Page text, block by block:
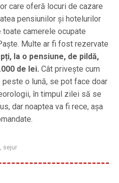
care oferă locuri de cazare
pensiunilor și hotelurilor
toate camerele ocupate
Multe ar fi fost rezervate
la o pensiune, de pildă,
de lei. Cât privește cum
peste o lună, se pot face doar
în timpul zilei să se
dar noaptea va fi rece, așa
, sejur